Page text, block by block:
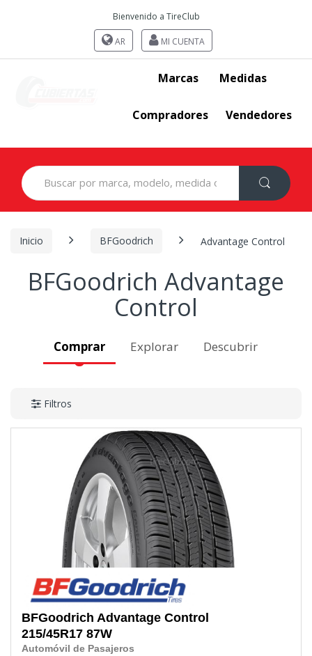
Bienvenido a TireClub
AR MI CUENTA
Marcas Medidas
Compradores Vendedores
Search
for:
Inicio BFGoodrich Advantage Control
BFGoodrich Advantage
Control
Comprar Explorar Descubrir
Filtros
BFGoodrich Advantage Control
215/45R17 87W
Automóvil de Pasajeros